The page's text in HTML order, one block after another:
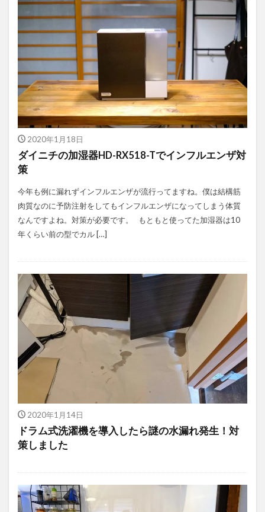
2020年1月18日
ダイニチの加湿器HD-RX518-Tでインフルエンザ対
策
今年も例に漏れずインフルエンザが流行ってますね。僕は結構筋
肉質なのに予防注射をしてもインフルエンザになってしまう体質
なんですよね。対策が必要です。 もともと使ってた加湿器は10
年くらい前の型でカル […]
2020年1月14日
ドラム式洗濯機を導入したら謎の水漏れ発生！対
策しました